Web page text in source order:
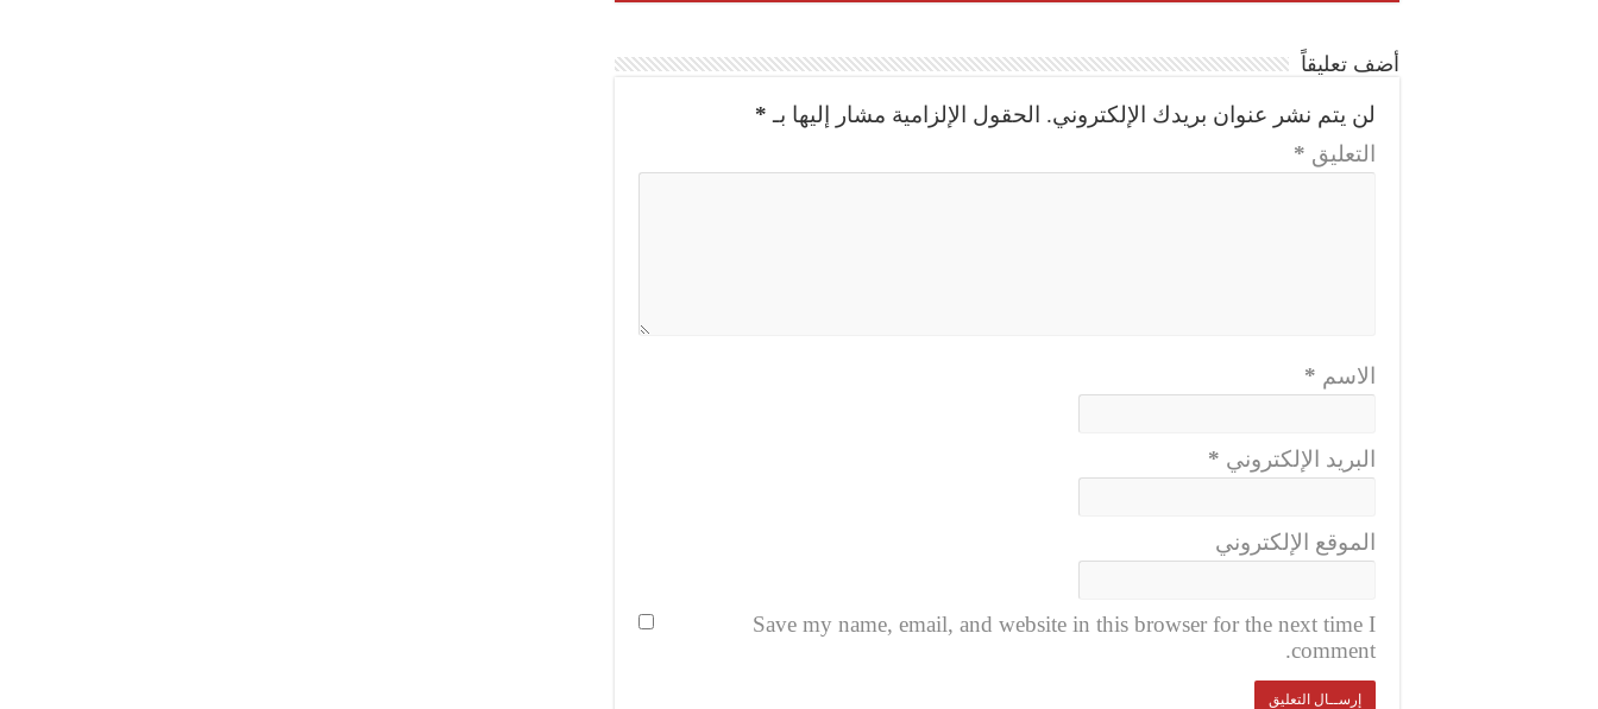
أضف تعليقاً
لن يتم نشر عنوان بريدك الإلكتروني. الحقول الإلزامية مشار إليها بـ *
التعليق *
الاسم *
البريد الإلكتروني *
الموقع الإلكتروني
Save my name, email, and website in this browser for the next time I
comment.